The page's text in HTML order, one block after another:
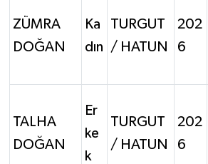
ZÜMRA
DOĞAN
Ka
dın
TURGUT
/ HATUN
202
6
TALHA
DOĞAN
Er
ke
k
TURGUT
/ HATUN
202
6